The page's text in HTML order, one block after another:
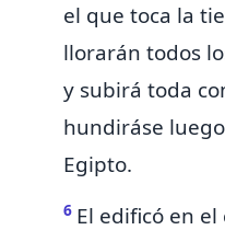
el que toca la
llorarán todos
y subirá toda
hundiráse
Egipto.
6 El edificó en